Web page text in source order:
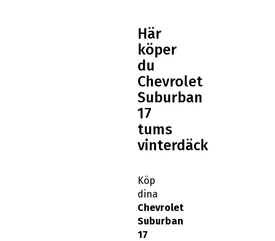
Här
köper
du
Chevrolet
Suburban
17
tums
vinterdäck
Köp
dina
Chevrolet
Suburban
17